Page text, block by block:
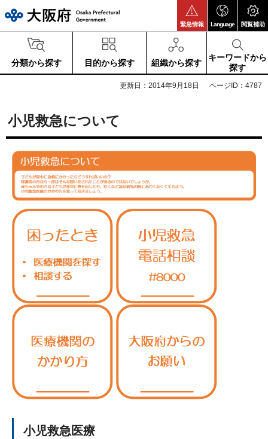
緊急情報 Language 閲覧補助
分類から探す 目的から探す 組織から探す
キーワードから
探す
更新日：2014年9月18日 ページID：4787
小児救急について
小児救急医療